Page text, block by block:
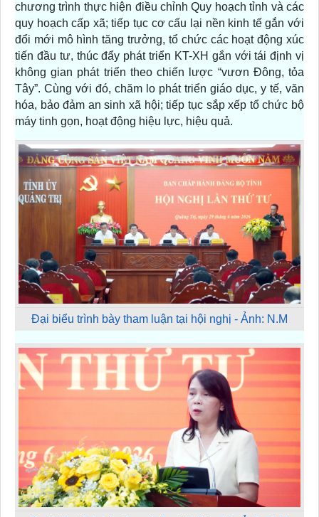
chương trình thực hiện điều chỉnh Quy hoạch tỉnh và các
quy hoạch cấp xã; tiếp tục cơ cấu lại nền kinh tế gắn với
đổi mới mô hình tăng trưởng, tổ chức các hoạt động xúc
tiến đầu tư, thúc đẩy phát triển KT-XH gắn với tái định vị
không gian phát triển theo chiến lược “vươn Đông, tỏa
Tây”. Cùng với đó, chăm lo phát triển giáo dục, y tế, văn
hóa, bảo đảm an sinh xã hội; tiếp tục sắp xếp tổ chức bộ
máy tinh gọn, hoạt động hiệu lực, hiệu quả.
Đại biểu trình bày tham luận tại hội nghị - Ảnh: N.M